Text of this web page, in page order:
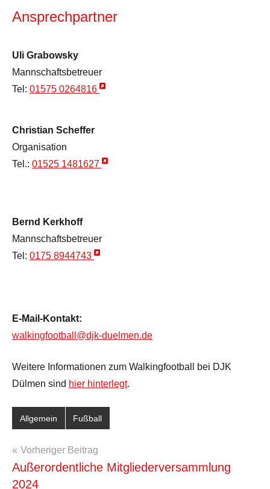
Ansprechpartner
Uli Grabowsky
Mannschaftsbetreuer
Tel: 01575 0264816
Christian Scheffer
Organisation
Tel.: 01525 1481627
Bernd Kerkhoff
Mannschaftsbetreuer
Tel: 0175 8944743
E-Mail-Kontakt:
walkingfootball@djk-duelmen.de
Weitere Informationen zum Walkingfootball bei DJK
Dülmen sind hier hinterlegt.
Allgemein Fußball
Beitragsnavigation
Vorheriger Beitrag
Außerordentliche Mitgliederversammlung
2024